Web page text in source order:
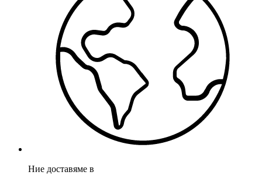
Ние доставяме в